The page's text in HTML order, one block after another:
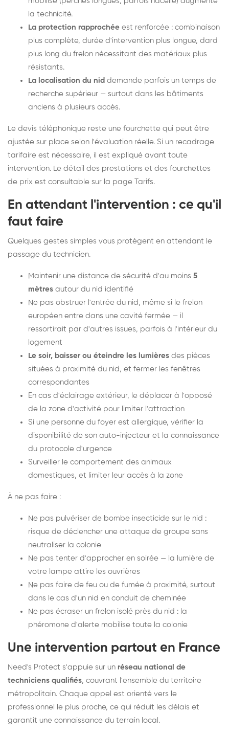
la technicité.
La protection rapprochée est renforcée : combinaison
plus complète, durée d'intervention plus longue, dard
plus long du frelon nécessitant des matériaux plus
résistants.
La localisation du nid demande parfois un temps de
recherche supérieur — surtout dans les bâtiments
anciens à plusieurs accès.
Le devis téléphonique reste une fourchette qui peut être
ajustée sur place selon l'évaluation réelle. Si un recadrage
tarifaire est nécessaire, il est expliqué avant toute
intervention. Le détail des prestations et des fourchettes
de prix est consultable sur la page Tarifs.
En attendant l'intervention : ce qu'il
faut faire
Quelques gestes simples vous protègent en attendant le
passage du technicien.
Maintenir une distance de sécurité d'au moins 5
mètres autour du nid identifié
Ne pas obstruer l'entrée du nid, même si le frelon
européen entre dans une cavité fermée — il
ressortirait par d'autres issues, parfois à l'intérieur du
logement
Le soir, baisser ou éteindre les lumières des pièces
situées à proximité du nid, et fermer les fenêtres
correspondantes
En cas d'éclairage extérieur, le déplacer à l'opposé
de la zone d'activité pour limiter l'attraction
Si une personne du foyer est allergique, vérifier la
disponibilité de son auto-injecteur et la connaissance
du protocole d'urgence
Surveiller le comportement des animaux
domestiques, et limiter leur accès à la zone
À ne pas faire :
Ne pas pulvériser de bombe insecticide sur le nid :
risque de déclencher une attaque de groupe sans
neutraliser la colonie
Ne pas tenter d'approcher en soirée — la lumière de
votre lampe attire les ouvrières
Ne pas faire de feu ou de fumée à proximité, surtout
dans le cas d'un nid en conduit de cheminée
Ne pas écraser un frelon isolé près du nid : la
phéromone d'alerte mobilise toute la colonie
Une intervention partout en France
Need's Protect s'appuie sur un réseau national de
techniciens qualifiés, couvrant l'ensemble du territoire
métropolitain. Chaque appel est orienté vers le
professionnel le plus proche, ce qui réduit les délais et
garantit une connaissance du terrain local.